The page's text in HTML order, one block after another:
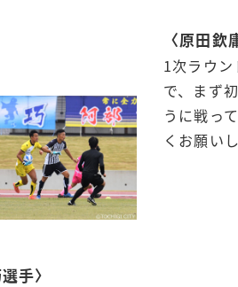
〈原田欽
1次ラウ
で、まず
うに戦っ
くお願い
手〉